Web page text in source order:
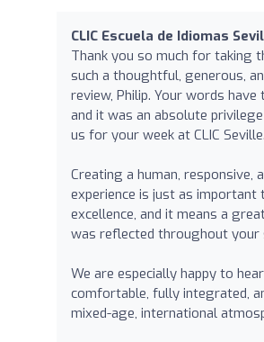
CLIC Escuela de Idiomas
Thank you so much for taking
such a thoughtful, generous,
review, Philip. Your words have
and it was an absolute
us for your week at CLIC Seville.
Creating a human, responsive,
experience is just as important
excellence, and it means a
was reflected throughout your
We are especially happy to
comfortable, fully integrated,
mixed-age, international